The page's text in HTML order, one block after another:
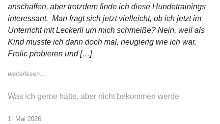
anschaffen, aber trotzdem finde ich diese Hundetrainings
interessant. Man fragt sich jetzt vielleicht, ob ich jetzt im
Unterricht mit Leckerli um mich schmeiße? Nein, weil als
Kind musste ich dann doch mal, neugierig wie ich war,
Frolic probieren und […]
weiterlesen...
Was ich gerne hätte, aber nicht bekommen werde
1. Mai 2026